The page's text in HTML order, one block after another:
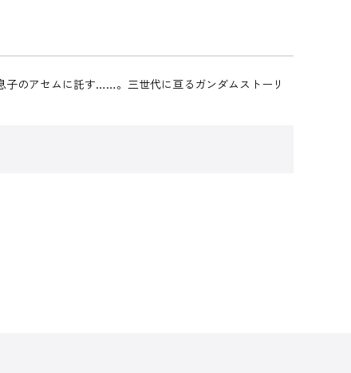
子のアセムに託す……。三世代に亘るガンダムストーリ